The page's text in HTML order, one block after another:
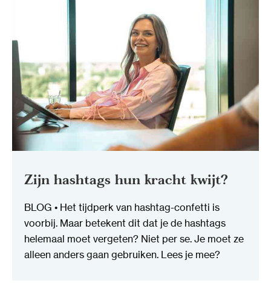
Zijn hashtags hun kracht kwijt?
BLOG • Het tijdperk van hashtag-confetti is
voorbij. Maar betekent dit dat je de hashtags
helemaal moet vergeten? Niet per se. Je moet ze
alleen anders gaan gebruiken. Lees je mee?